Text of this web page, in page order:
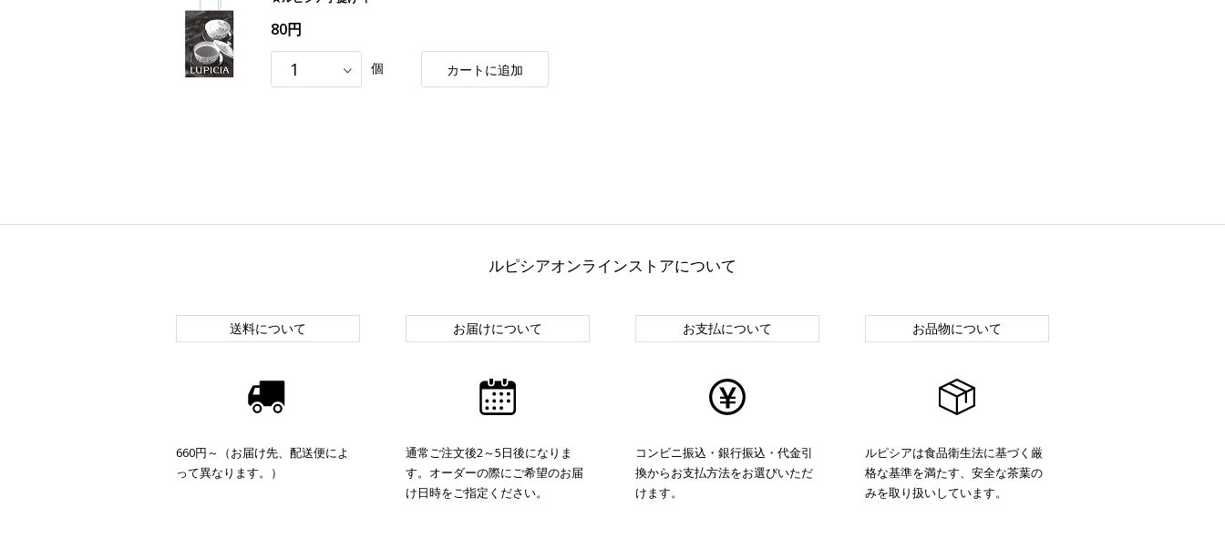
80円
個 カートに追加
ルピシアオンラインストアについて
送料について
660円～（お届け先、配送便によ
って異なります。）
お届けについて
通常ご注文後2～5日後になりま
す。オーダーの際にご希望のお届
け日時をご指定ください。
お支払について
コンビニ振込・銀行振込・代金引
換からお支払方法をお選びいただ
けます。
お品物について
ルピシアは食品衛生法に基づく厳
格な基準を満たす、安全な茶葉の
みを取り扱いしています。